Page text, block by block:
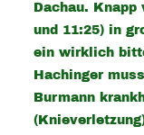
Dachau.
und 11:25) in
ein wirklich
Hachinger
Burmann